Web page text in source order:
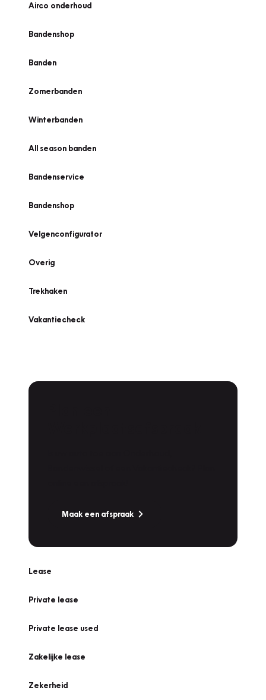
Airco onderhoud
Bandenshop
Banden
Zomerbanden
Winterbanden
All season banden
Bandenservice
Bandenshop
Velgenconfigurator
Overig
Trekhaken
Vakantiecheck
Maak een afspraak
Lease
Private lease
Private lease used
Zakelijke lease
Zekerheid